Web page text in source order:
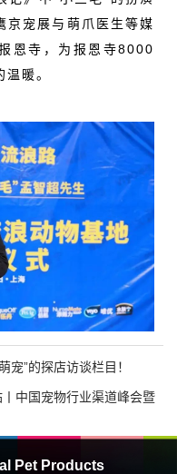
宠展与萌爪医生等媒
恩寺，为报恩寺8000
暖。
宠”的探店访谈栏目！
中国宠物行业渠道峰会暨
Pet Products